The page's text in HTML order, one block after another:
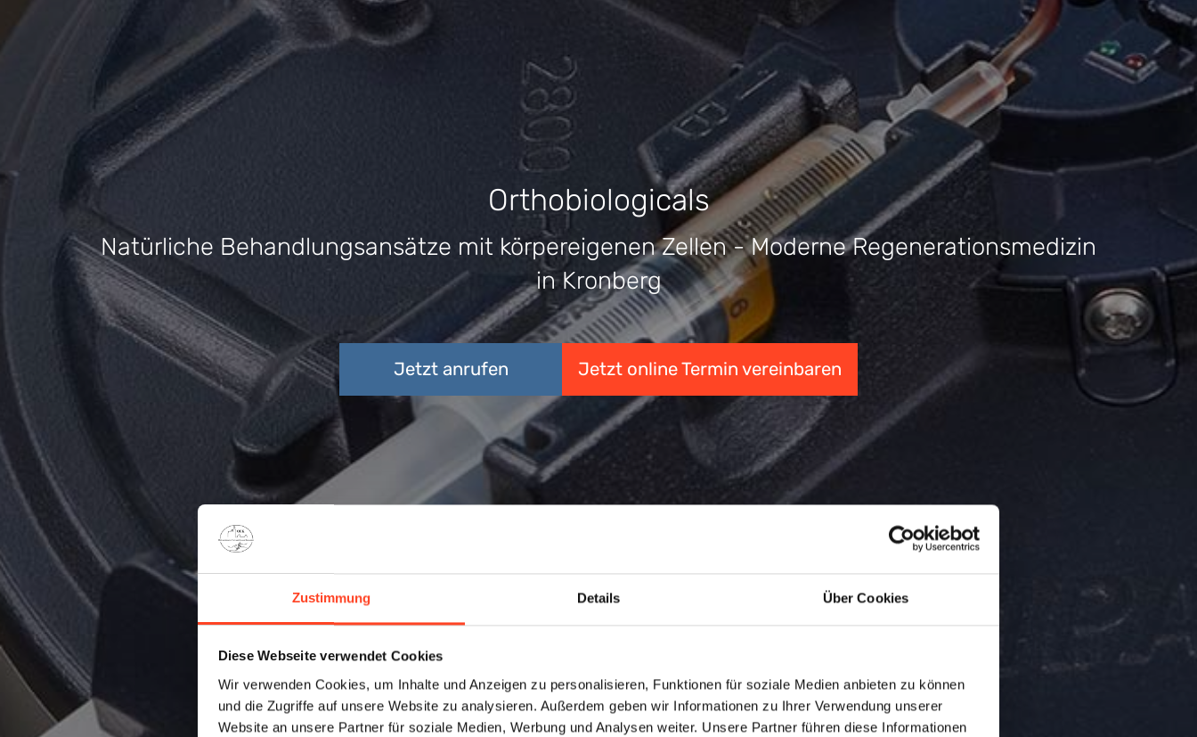
Zustimmung Details Über Cookies
Diese Webseite verwendet Cookies
Wir verwenden Cookies, um Inhalte und Anzeigen zu personalisieren, Funktionen für soziale Medien anbieten zu können
und die Zugriffe auf unsere Website zu analysieren. Außerdem geben wir Informationen zu Ihrer Verwendung unserer
Website an unsere Partner für soziale Medien, Werbung und Analysen weiter. Unsere Partner führen diese Informationen
Orthobiologicals
Natürliche Behandlungsansätze mit körpereigenen Zellen - Moderne Regenerationsmedizin
in Kronberg
Jetzt anrufen Jetzt online Termin vereinbaren